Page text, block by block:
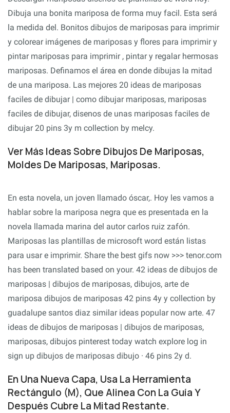
Dibuja una bonita mariposa de forma muy facil. Esta será
la medida del. Bonitos dibujos de mariposas para imprimir
y colorear imágenes de mariposas y flores para imprimir y
pintar mariposas para imprimir , pintar y regalar hermosas
mariposas. Definamos el área en donde dibujas la mitad
de una mariposa. Las mejores 20 ideas de mariposas
faciles de dibujar | como dibujar mariposas, mariposas
faciles de dibujar, disenos de unas mariposas faciles de
dibujar 20 pins 3y m collection by melcy.
Ver Más Ideas Sobre Dibujos De Mariposas,
Moldes De Mariposas, Mariposas.
En esta novela, un joven llamado óscar,. Hoy les vamos a
hablar sobre la mariposa negra que es presentada en la
novela llamada marina del autor carlos ruiz zafón.
Mariposas las plantillas de microsoft word están listas
para usar e imprimir. Share the best gifs now >>> tenor.com
has been translated based on your. 42 ideas de dibujos de
mariposas | dibujos de mariposas, dibujos, arte de
mariposa dibujos de mariposas 42 pins 4y y collection by
guadalupe santos diaz similar ideas popular now arte. 47
ideas de dibujos de mariposas | dibujos de mariposas,
mariposas, dibujos pinterest today watch explore log in
sign up dibujos de mariposas dibujo · 46 pins 2y d.
En Una Nueva Capa, Usa La Herramienta
Rectángulo (M), Que Alinea Con La Guía Y
Después Cubre La Mitad Restante.